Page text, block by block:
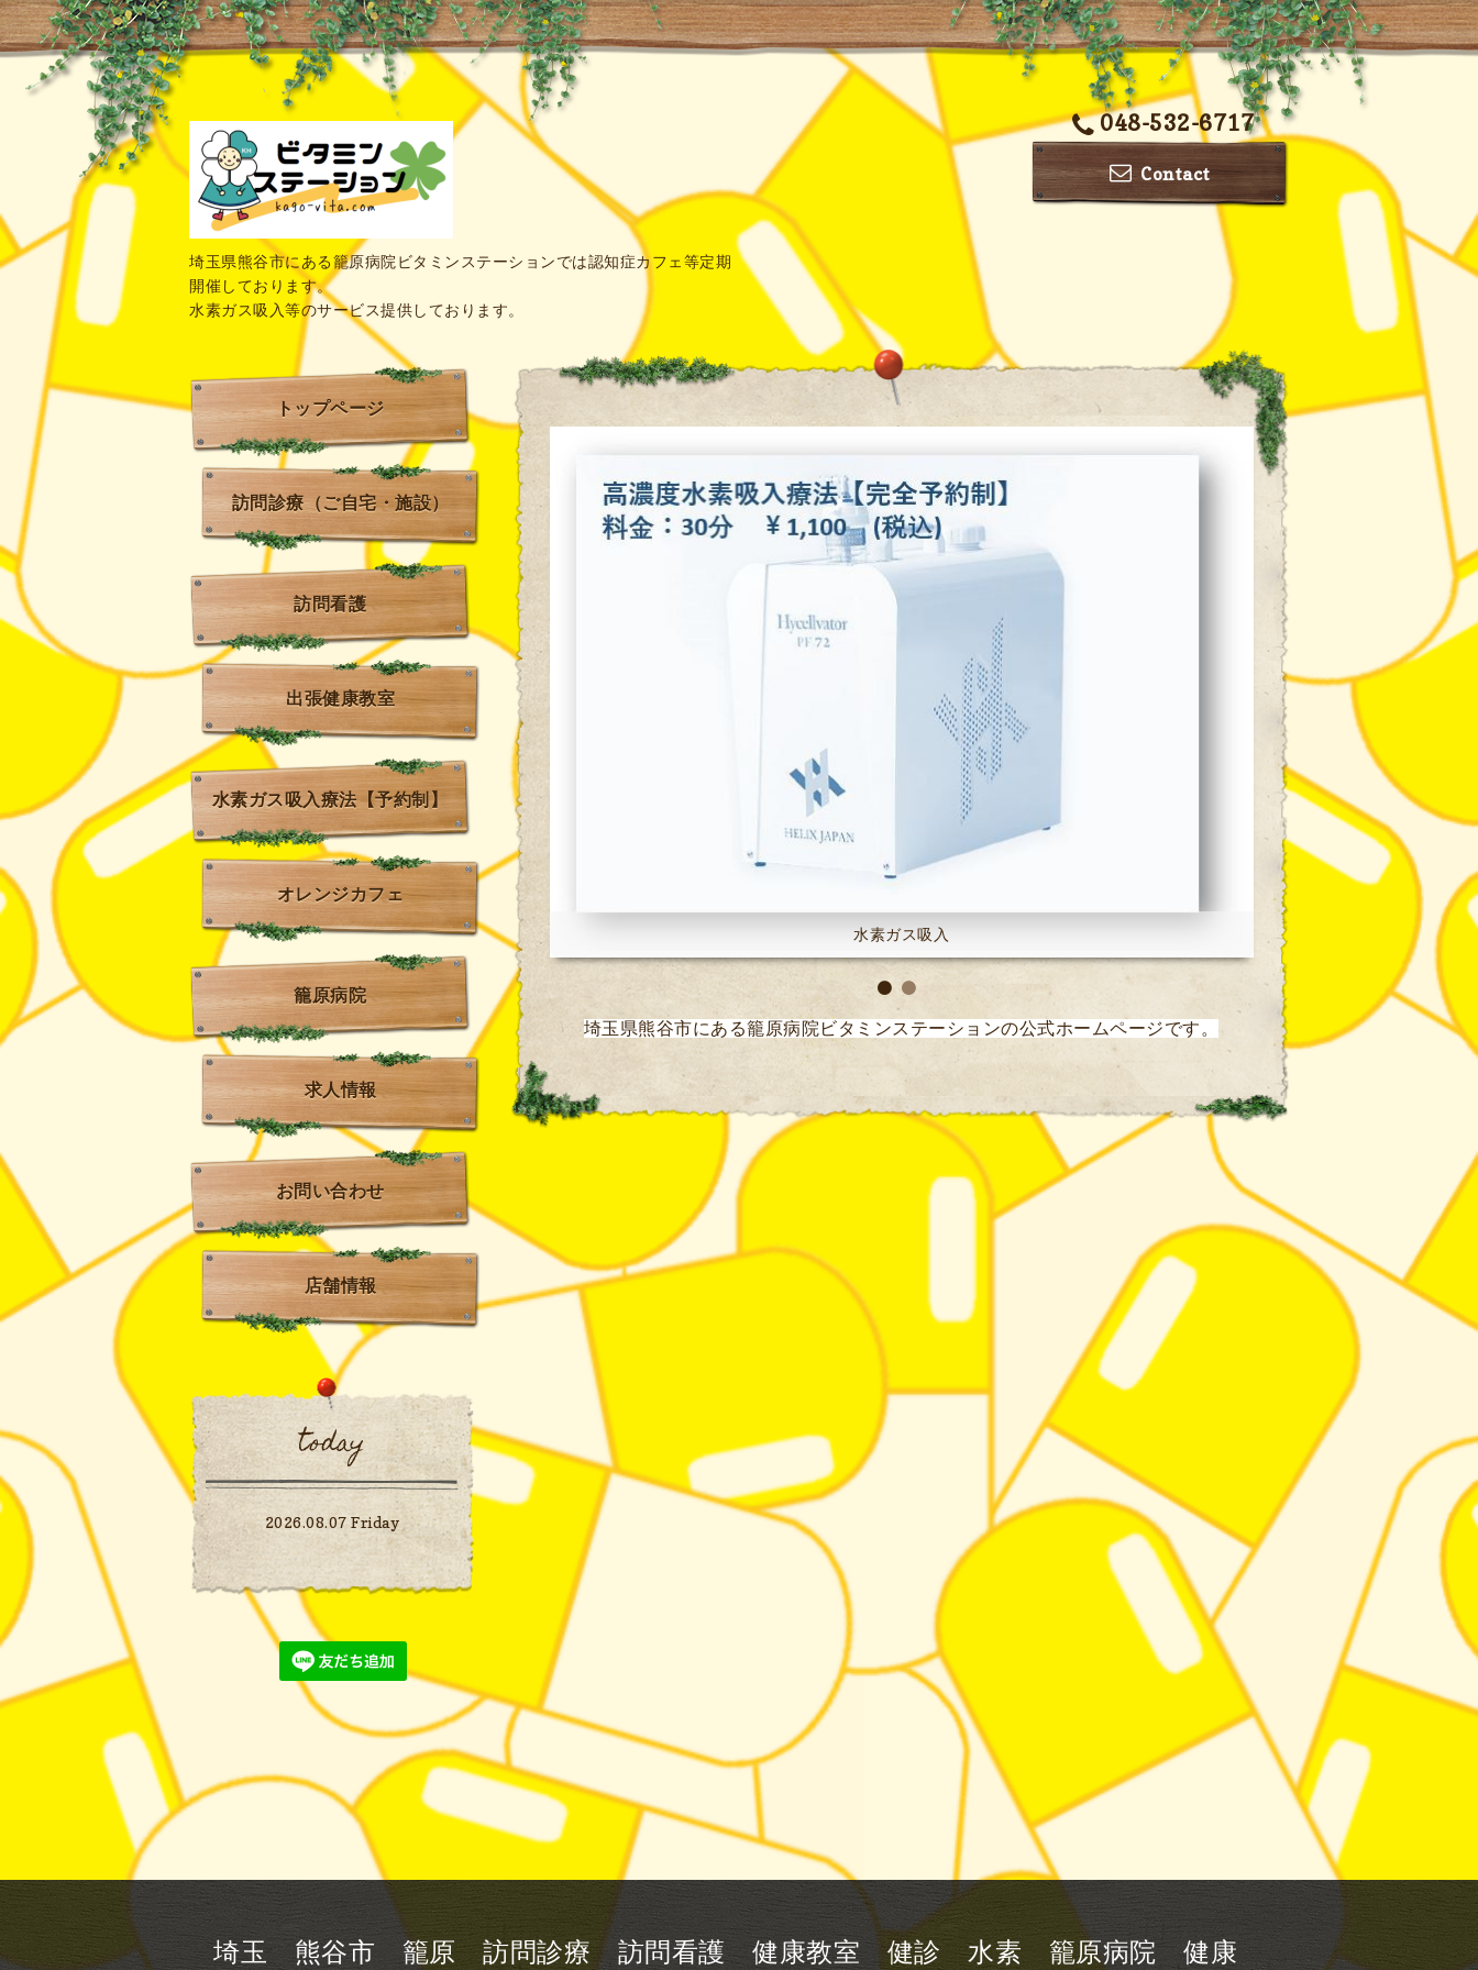
048-532-6717
Contact
埼玉県熊谷市にある籠原病院ビタミンステーションでは認知症カフェ等定期
開催しております。
水素ガス吸入等のサービス提供しております。
水素ガス吸入
埼玉県熊谷市にある籠原病院ビタミンステーションの公式ホームページです。
トップページ
訪問診療（ご自宅・施設）
訪問看護
出張健康教室
水素ガス吸入療法【予約制】
オレンジカフェ
籠原病院
求人情報
お問い合わせ
店舗情報
today
2026.08.07 Friday
埼玉 熊谷市 籠原 訪問診療 訪問看護 健康教室 健診 水素 籠原病院 健康